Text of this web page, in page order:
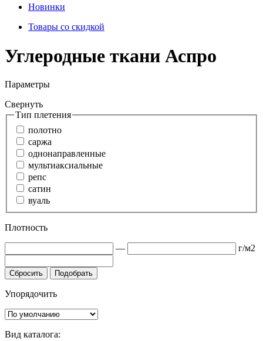
Новинки
Товары со скидкой
Углеродные ткани Аспро
Параметры
Свернуть
Тип плетения
полотно
саржа
однонаправленные
мультиаксиальные
репс
сатин
вуаль
Плотность
— г/м2
Сбросить Подобрать
Упорядочить
Вид каталога: